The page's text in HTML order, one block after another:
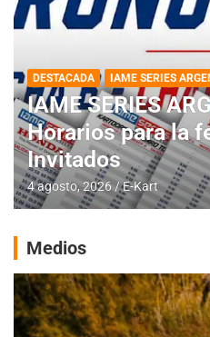
DESTACADA IAME SERIES
IAME SERIES
Horarios para la
Invitados
4 agosto, 2026 E-Kart
Medios